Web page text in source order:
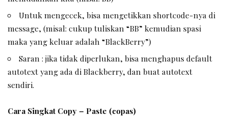
Untuk mengecek, bisa mengetikkan shortcode-nya di
message, (misal: cukup tuliskan “BB” kemudian spasi
maka yang keluar adalah “BlackBerry”)
Saran : jika tidak diperlukan, bisa menghapus default
autotext yang ada di Blackberry, dan buat autotext
sendiri.
Cara Singkat Copy – Paste (copas)